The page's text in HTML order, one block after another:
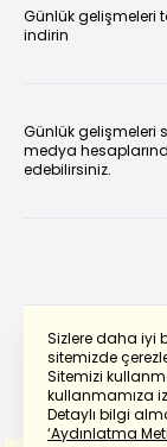
Sizlere daha iyi
sitemizde
Sitemizi
kullanmamıza
Detaylı bilgi
‘Aydınlatma
Günlük gelişmeleri
indirin
Günlük gelişmeleri
medya
edebilirsiniz.
Powered